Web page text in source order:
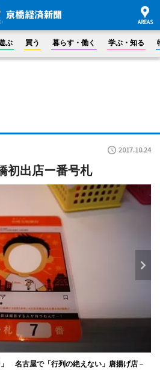
ぶ 買う 暮らす・働く 学ぶ・知る
2017.10.24
初出店ー番号札
名古屋で「行列の絶えない」唐揚げ店 －